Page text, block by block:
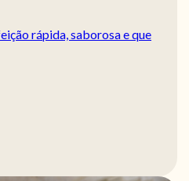
rápida, saborosa e que